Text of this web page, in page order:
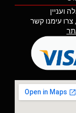
ועניין
צרו עימנו קשר